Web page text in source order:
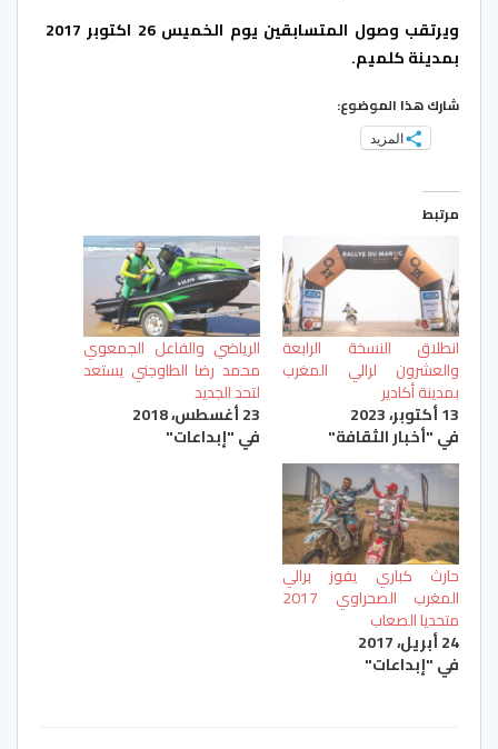
بمدينة كلميم.
شارك هذا الموضوع:
المزيد
مرتبط
انطلاق النسخة الرابعة
والعشرون لرالي المغرب
بمدينة أكادير
13 أكتوبر، 2023
في "أخبار الثقافة"
الرياضي والفاعل الجمعوي
محمد رضا الطاوجني يستعد
لتحد الجديد
23 أغسطس، 2018
في "إبداعات"
حارث كباري يفوز برالي
المغرب الصحراوي 2017
متحديا الصعاب
24 أبريل، 2017
في "إبداعات"